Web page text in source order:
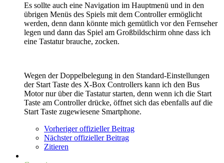
Es sollte auch eine Navigation im Hauptmenü und in den
übrigen Menüs des Spiels mit dem Controller ermöglicht
werden, denn dann könnte mich gemütlich vor den Fernseher
legen und dann das Spiel am Großbildschirm ohne dass ich
eine Tastatur brauche, zocken.
Wegen der Doppelbelegung in den Standard-Einstellungen
der Start Taste des X-Box Controllers kann ich den Bus
Motor nur über die Tastatur starten, denn wenn ich die Start
Taste am Controller drücke, öffnet sich das ebenfalls auf die
Start Taste zugewiesene Smartphone.
Vorheriger offizieller Beitrag
Nächster offizieller Beitrag
Zitieren